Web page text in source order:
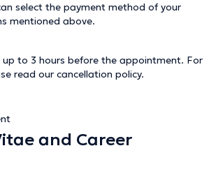
select the payment method of your
mentioned above.
up to 3 hours before the appointment. For
read our cancellation policy.
and Career